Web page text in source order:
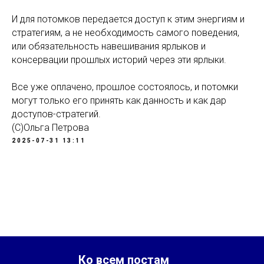
И для потомков передается доступ к этим энергиям и
стратегиям, а не необходимость самого поведения,
или обязательность навешивания ярлыков и
консервации прошлых историй через эти ярлыки.
Все уже оплачено, прошлое состоялось, и потомки
могут только его принять как данность и как дар
доступов-стратегий.
(С)Ольга Петрова
2025-07-31 13:11
Ко всем постам